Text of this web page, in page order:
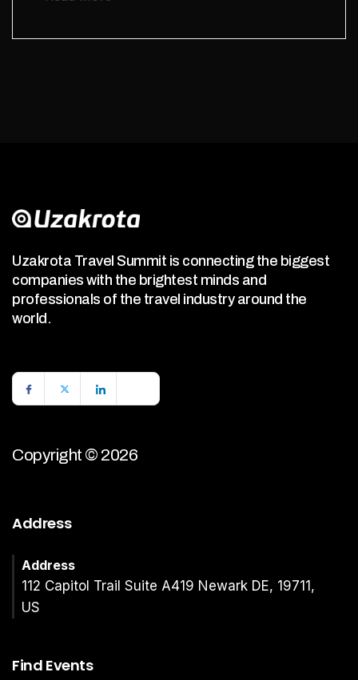
Uzakrota Travel Summit is connecting the biggest
companies with the brightest minds and
professionals of the travel industry around the
world.
Copyright © 2026
Address
Address
112 Capitol Trail Suite A419 Newark DE, 19711,
US
Find Events